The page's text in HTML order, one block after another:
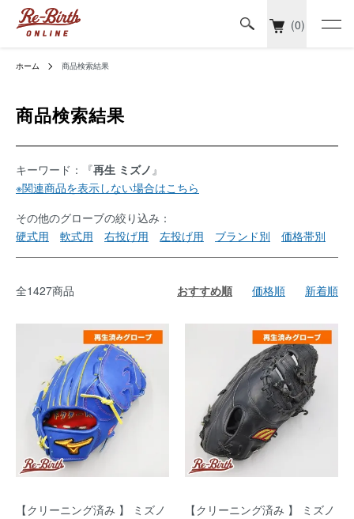
(0)
ホーム 商品検索結果
商品検索結果
キーワード：『再生 ミズノ 』
※関連商品を表示しない場合はこちら
その他のグローブの絞り込み：
硬式用
軟式用 右投げ用 左投げ用 ブランド別 価格帯別
全1427商品 おすすめ順 価格順 新着順
【クリーニング済み 】 ミズノ
【クリーニング済み 】 ミズノ